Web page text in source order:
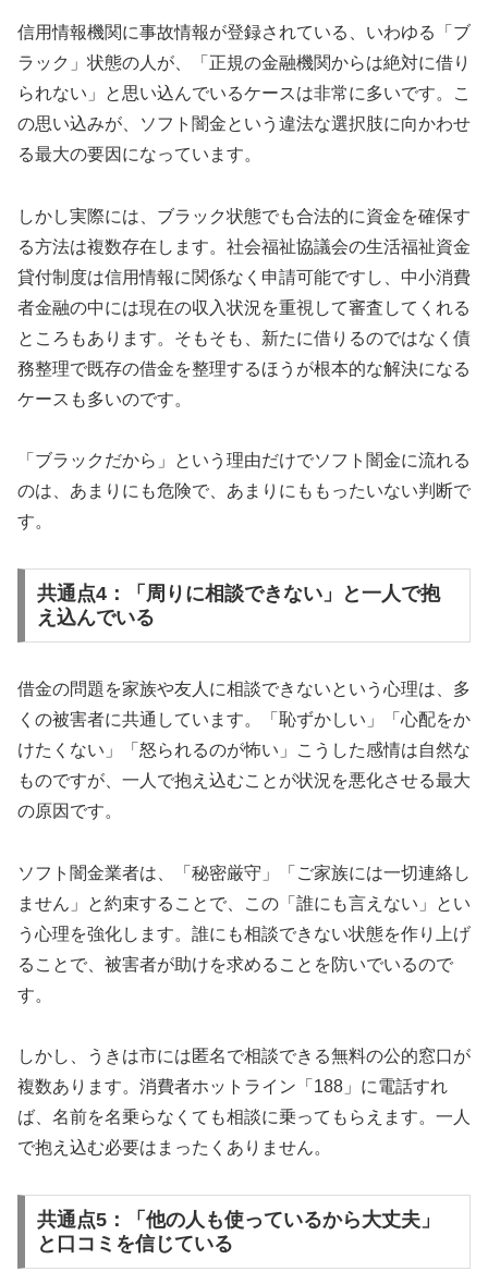
信用情報機関に事故情報が登録されている、いわゆる「ブ
ラック」状態の人が、「正規の金融機関からは絶対に借り
られない」と思い込んでいるケースは非常に多いです。こ
の思い込みが、ソフト闇金という違法な選択肢に向かわせ
る最大の要因になっています。
しかし実際には、ブラック状態でも合法的に資金を確保す
る方法は複数存在します。社会福祉協議会の生活福祉資金
貸付制度は信用情報に関係なく申請可能ですし、中小消費
者金融の中には現在の収入状況を重視して審査してくれる
ところもあります。そもそも、新たに借りるのではなく債
務整理で既存の借金を整理するほうが根本的な解決になる
ケースも多いのです。
「ブラックだから」という理由だけでソフト闇金に流れる
のは、あまりにも危険で、あまりにももったいない判断で
す。
共通点4：「周りに相談できない」と一人で抱
え込んでいる
借金の問題を家族や友人に相談できないという心理は、多
くの被害者に共通しています。「恥ずかしい」「心配をか
けたくない」「怒られるのが怖い」こうした感情は自然な
ものですが、一人で抱え込むことが状況を悪化させる最大
の原因です。
ソフト闇金業者は、「秘密厳守」「ご家族には一切連絡し
ません」と約束することで、この「誰にも言えない」とい
う心理を強化します。誰にも相談できない状態を作り上げ
ることで、被害者が助けを求めることを防いでいるので
す。
しかし、うきは市には匿名で相談できる無料の公的窓口が
複数あります。消費者ホットライン「188」に電話すれ
ば、名前を名乗らなくても相談に乗ってもらえます。一人
で抱え込む必要はまったくありません。
共通点5：「他の人も使っているから大丈夫」
と口コミを信じている